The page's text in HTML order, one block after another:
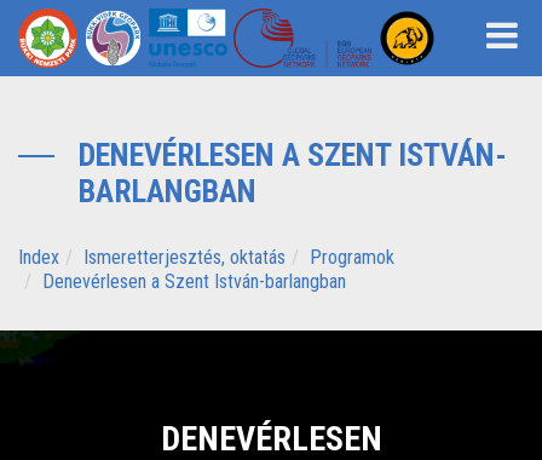
DENEVÉRLESEN A SZENT ISTVÁN-
BARLANGBAN
Index Ismeretterjesztés, oktatás
Programok
Denevérlesen a Szent István-barlangban
DENEVÉRLESEN